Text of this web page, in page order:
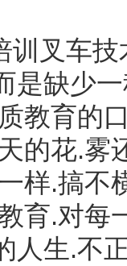
训叉车技
是缺少
教育的
的花.雾
样.搞不
育.对每
人生.不